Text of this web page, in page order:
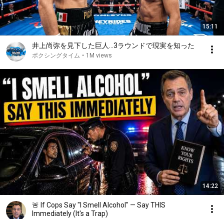
15:11
井上尚弥を見下した巨人…3ラウンドで現実を知った
ボクシングタイム • 1M views
14:22
🚨 If Cops Say "I Smell Alcohol" — Say THIS
Immediately (It's a Trap)